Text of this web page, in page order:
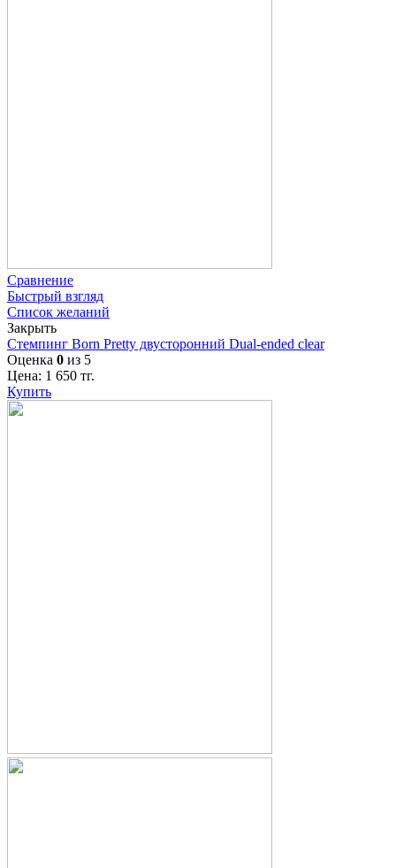
Сравнение
Быстрый взгляд
Список желаний
Закрыть
Стемпинг Born Pretty двусторонний Dual-ended clear
Оценка 0 из 5
Цена: 1 650 тг.
Купить